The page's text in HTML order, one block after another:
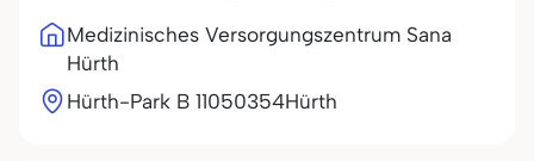
Medizinisches Versorgungszentrum Sana
Hürth
Hürth-Park B 11050354Hürth